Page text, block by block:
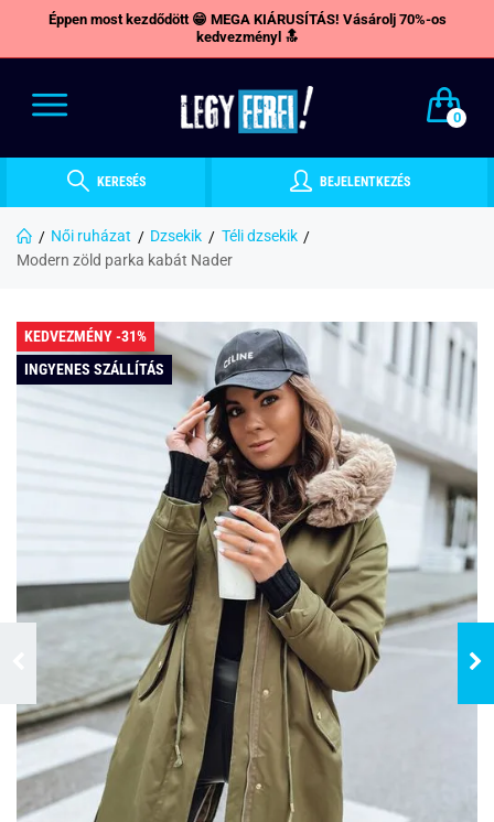
Éppen most kezdődött 😁 MEGA KIÁRUSÍTÁS! Vásárolj 70%-os
kedvezményl 🔝
0
KERESÉS BEJELENTKEZÉS
Női ruházat Dzsekik
Téli dzsekik
Modern zöld parka kabát Nader
KEDVEZMÉNY -31%
INGYENES SZÁLLÍTÁS